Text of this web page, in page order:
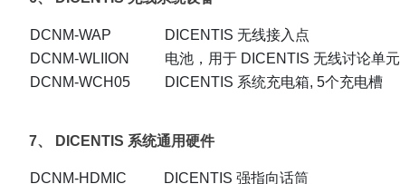
DCNM-WAP DICENTIS 无线接入点
DCNM-WLIION
电池，用于 DICENTIS 无线讨论单元
DCNM-WCH05
DICENTIS 系统充电箱, 5个充电槽
7、 DICENTIS 系统通用硬件
DCNM-HDMIC DICENTIS 强指向话筒